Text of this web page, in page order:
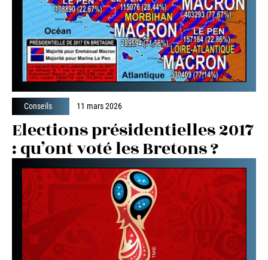
Conseils 11 mars 2026
Elections présidentielles 2017
: qu’ont voté les Bretons ?